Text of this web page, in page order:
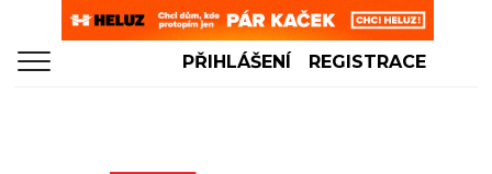
PŘIHLÁŠENÍ REGISTRACE